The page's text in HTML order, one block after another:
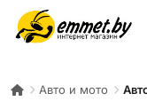
Авто и мото